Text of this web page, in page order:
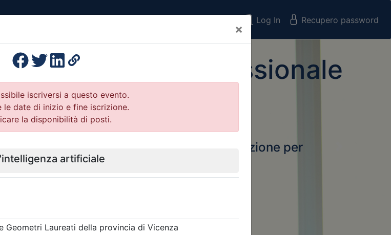
×
Log In Recupero password
Formazione Professionale
Continua
Il portale della formazione per